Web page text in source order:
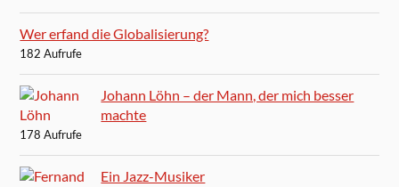
Wer erfand die Globalisierung?
182 Aufrufe
Johann Löhn – der Mann, der mich besser
machte
178 Aufrufe
Ein Jazz-Musiker